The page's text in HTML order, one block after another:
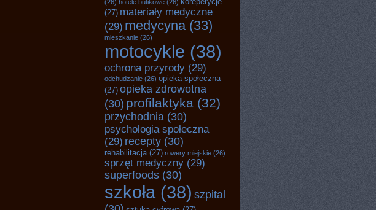
(26) hotele butikowe (26)
(27) materiały medyczne
(29) medycyna(33)
mieszkanie (26)
motocykle (38)
ochrona przyrody (29)
odchudzanie (26) opieka społeczna
(27) opieka zdrowotna
(30) profilaktyka (32)
przychodnia (30)
psychologia społeczna
(29) recepty (30)
rehabilitacja(27) rowery miejskie (26)
sprzęt medyczny (29)
superfoods (30)
szkoła (38) szpital